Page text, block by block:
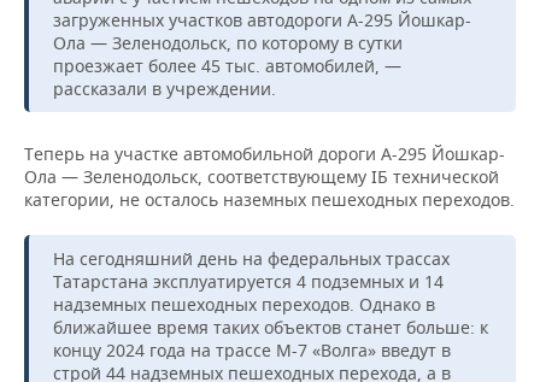
ВОЛЕЙБОЛ
КИБЕРСПОРТ
ФИГУРНОЕ КАТАНИЕ
ВОДНЫЕ ВИДЫ СПОРТА
ХОККЕЙ С МЯЧОМ
ИСТОРИЯ
КУЛЬТУРА
МЕДИЦИНА
ОБРАЗОВАНИЕ
ПРОИСШЕСТВИЯ
СПИСОК ПЕРСОН
СПИСОК КОМПАНИЙ
ПОЛНАЯ ВЕРСИЯ
загруженных участков автодороги А-295 Йошкар-
Ола — Зеленодольск, по которому в сутки
проезжает более 45 тыс. автомобилей, —
рассказали в учреждении.
Теперь на участке автомобильной дороги А-295 Йошкар-
Ола — Зеленодольск, соответствующему IБ технической
категории, не осталось наземных пешеходных переходов.
На сегодняшний день на федеральных трассах
Татарстана эксплуатируется 4 подземных и 14
надземных пешеходных переходов. Однако в
ближайшее время таких объектов станет больше: к
концу 2024 года на трассе М-7 «Волга» введут в
строй 44 надземных пешеходных перехода, а в